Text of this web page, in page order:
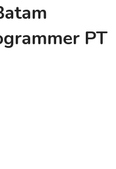
PT